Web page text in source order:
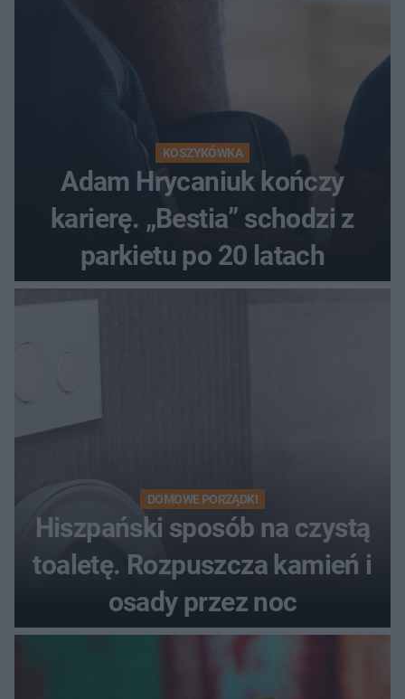
KOSZYKÓWKA
Adam Hrycaniuk kończy
karierę. „Bestia” schodzi z
parkietu po 20 latach
DOMOWE PORZĄDKI
Hiszpański sposób na czystą
toaletę. Rozpuszcza kamień i
osady przez noc